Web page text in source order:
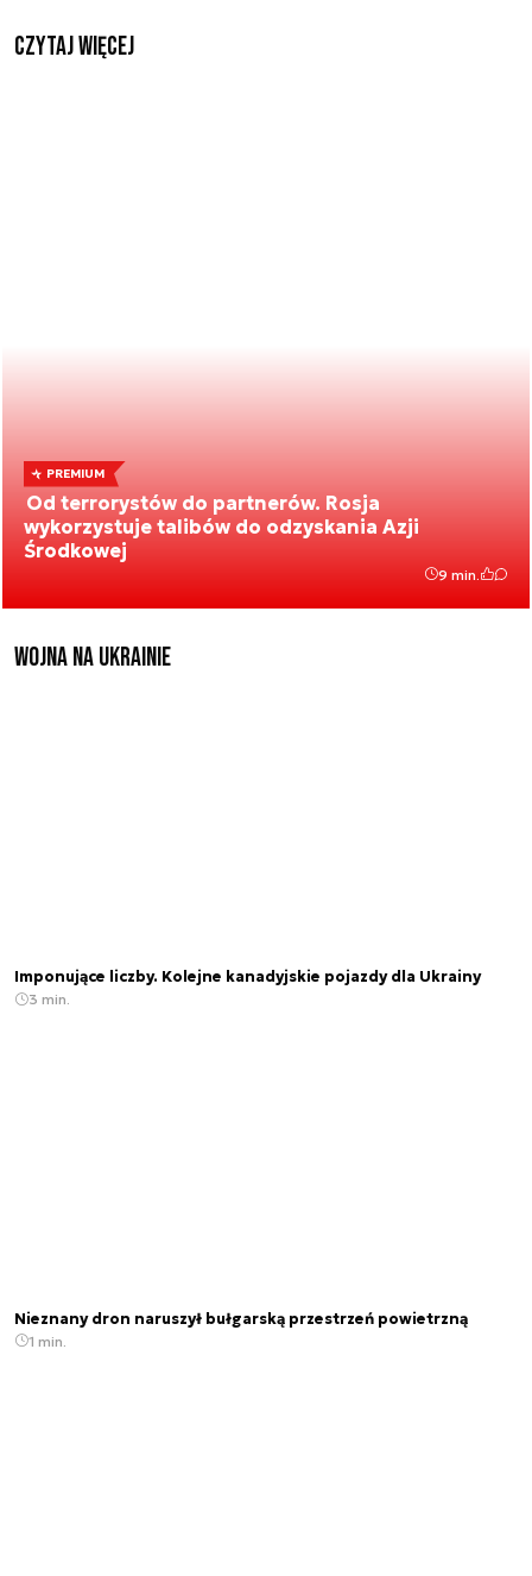
czytaj więcej
PREMIUM
Od terrorystów do partnerów. Rosja
wykorzystuje talibów do odzyskania Azji
Środkowej
9 min.
Wojna na Ukrainie
Imponujące liczby. Kolejne kanadyjskie pojazdy dla Ukrainy
3 min.
Nieznany dron naruszył bułgarską przestrzeń powietrzną
1 min.